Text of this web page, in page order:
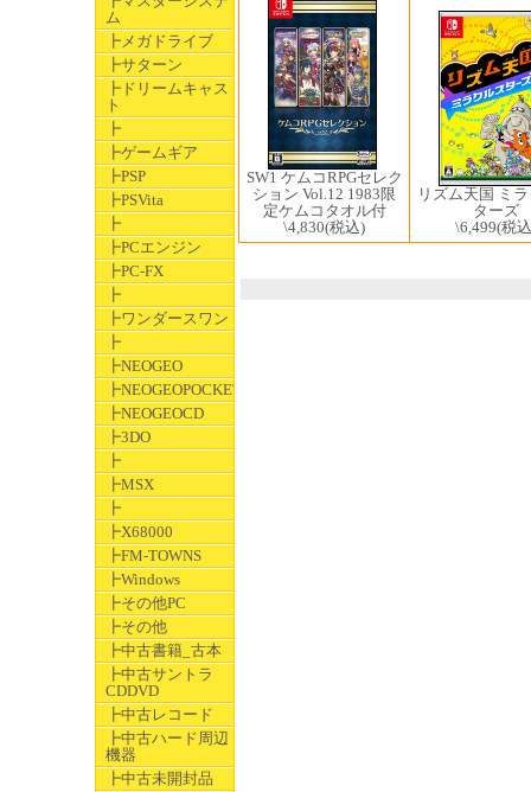
ム
┣メガドライブ
┣サターン
┣ドリームキャス
ト
┣
┣ゲームギア
┣PSP
┣PSVita
┣
┣PCエンジン
┣PC-FX
┣
┣ワンダースワン
┣
┣NEOGEO
┣NEOGEOPOCKET
┣NEOGEOCD
┣3DO
┣
┣MSX
┣
┣X68000
┣FM-TOWNS
┣Windows
┣その他PC
┣その他
┣中古書籍_古本
┣中古サントラ
CDDVD
┣中古レコード
┣中古ハード周辺
機器
┣中古未開封品
SW1 ケムコRPGセレク
ション Vol.12 1983限
定ケムコタオル付
\4,830(税込)
リズム天国 ミ
ターズ
\6,499(税